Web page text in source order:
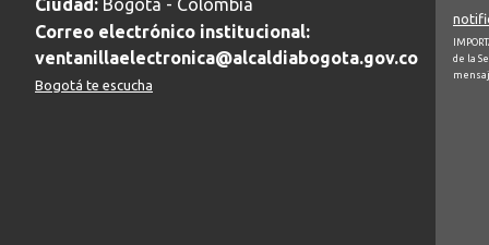
Ciudad: Bogotá - Colombia
Correo electrónico institucional:
ventanillaelectronica@alcaldiabogota.gov.co
Bogotá te escucha
de la